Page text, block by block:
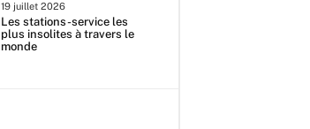
19 juillet 2026
Les stations-service les
plus insolites à travers le
monde